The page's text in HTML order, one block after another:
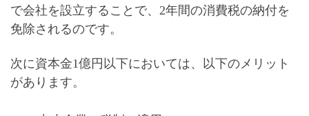
で会社を設立することで、2年間の消費税の納付を
免除されるのです。
次に資本金1億円以下においては、以下のメリット
があります。